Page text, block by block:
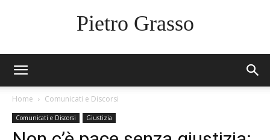
Pietro Grasso
Home Comunicati e Discorsi
Comunicati e Discorsi Giustizia